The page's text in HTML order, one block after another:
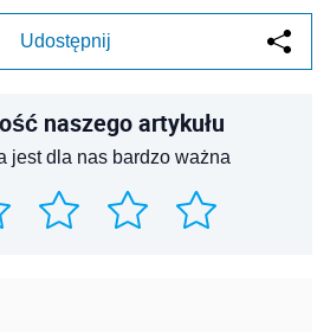
Udostępnij
naszego artykułu
jest dla nas bardzo ważna